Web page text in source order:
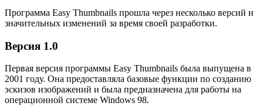
Программа Easy Thumbnails прошла через несколько версий и
значительных изменений за время своей разработки.
Версия 1.0
Первая версия программы Easy Thumbnails была выпущена в
2001 году. Она предоставляла базовые функции по созданию
эскизов изображений и была предназначена для работы на
операционной системе Windows 98.